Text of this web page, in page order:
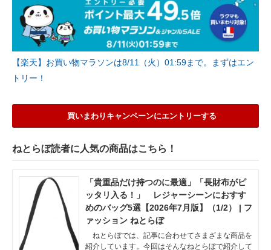
【楽天】お買い物マラソンは8/11（火）01:59まで。まずはエン
トリー！
買いまわりキャンペーンにエントリーする
ねとらぼ読者に人気の商品はこちら！
「貴重品だけ持つのに最適」「長財布がピ
ッタリ入る！」 レジャーシーンにおすす
めのバッグ5選【2026年7月版】（1/2） | フ
ァッション ねとらぼ
ねとらぼでは、記事に合わせてさまざまな商品を
紹介しています。今回はそんなねとらぼで紹介して